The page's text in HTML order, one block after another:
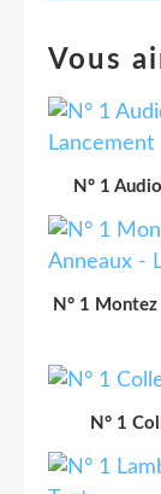
Vous
N° 1
N° 1
N° 1